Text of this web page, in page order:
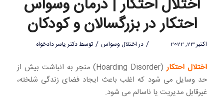
اختلال احتکار | درمان وسواس
احتکار در بزرگسالان و کودکان
اکتبر 23, 2022 / دراختلال وسواس / توسطدکتر یاسر دادخواه
اختلال احتکار
(Hoarding Disorder) منجر به انباشت بیش از
حد وسایل می شود که اغلب باعث ایجاد فضای زندگی شلخته،
غیرقابل مدیریت یا ناسالم می شود.